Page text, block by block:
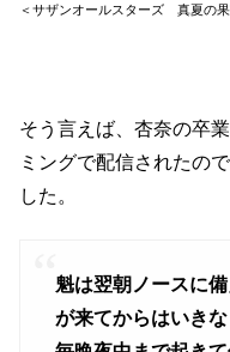
＜サザンオールスターズ 真夏の果
そう言えば、杏奈の卒
ミングで配信されたの
した。
魁は翌朝ノースに
が来てからはいき